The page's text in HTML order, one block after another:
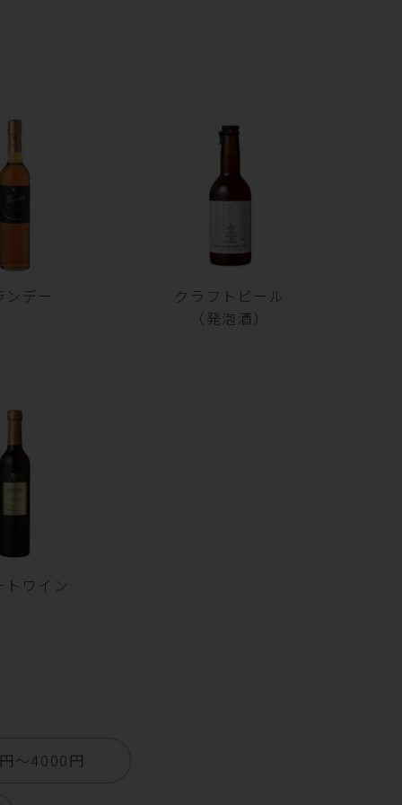
ンデー
クラフトビール
（発泡酒）
トワイン
〜4000円